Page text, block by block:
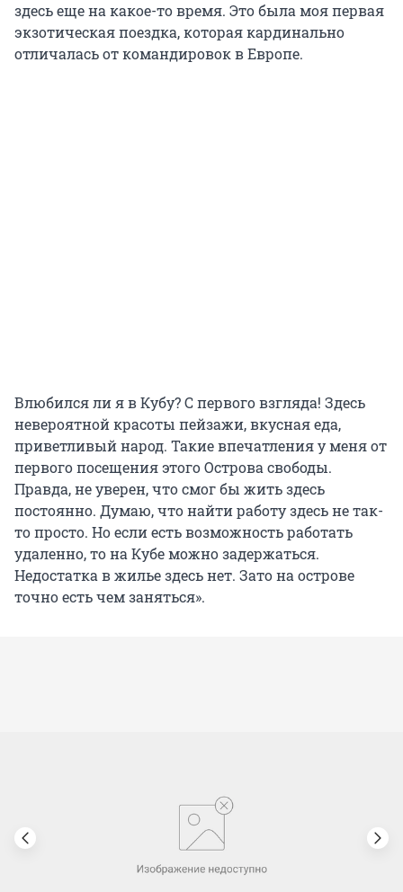
здесь еще на какое-то время. Это была моя первая
экзотическая поездка, которая кардинально
отличалась от командировок в Европе.
Влюбился ли я в Кубу? С первого взгляда! Здесь
невероятной красоты пейзажи, вкусная еда,
приветливый народ. Такие впечатления у меня от
первого посещения этого Острова свободы.
Правда, не уверен, что смог бы жить здесь
постоянно. Думаю, что найти работу здесь не так-
то просто. Но если есть возможность работать
удаленно, то на Кубе можно задержаться.
Недостатка в жилье здесь нет. Зато на острове
точно есть чем заняться».